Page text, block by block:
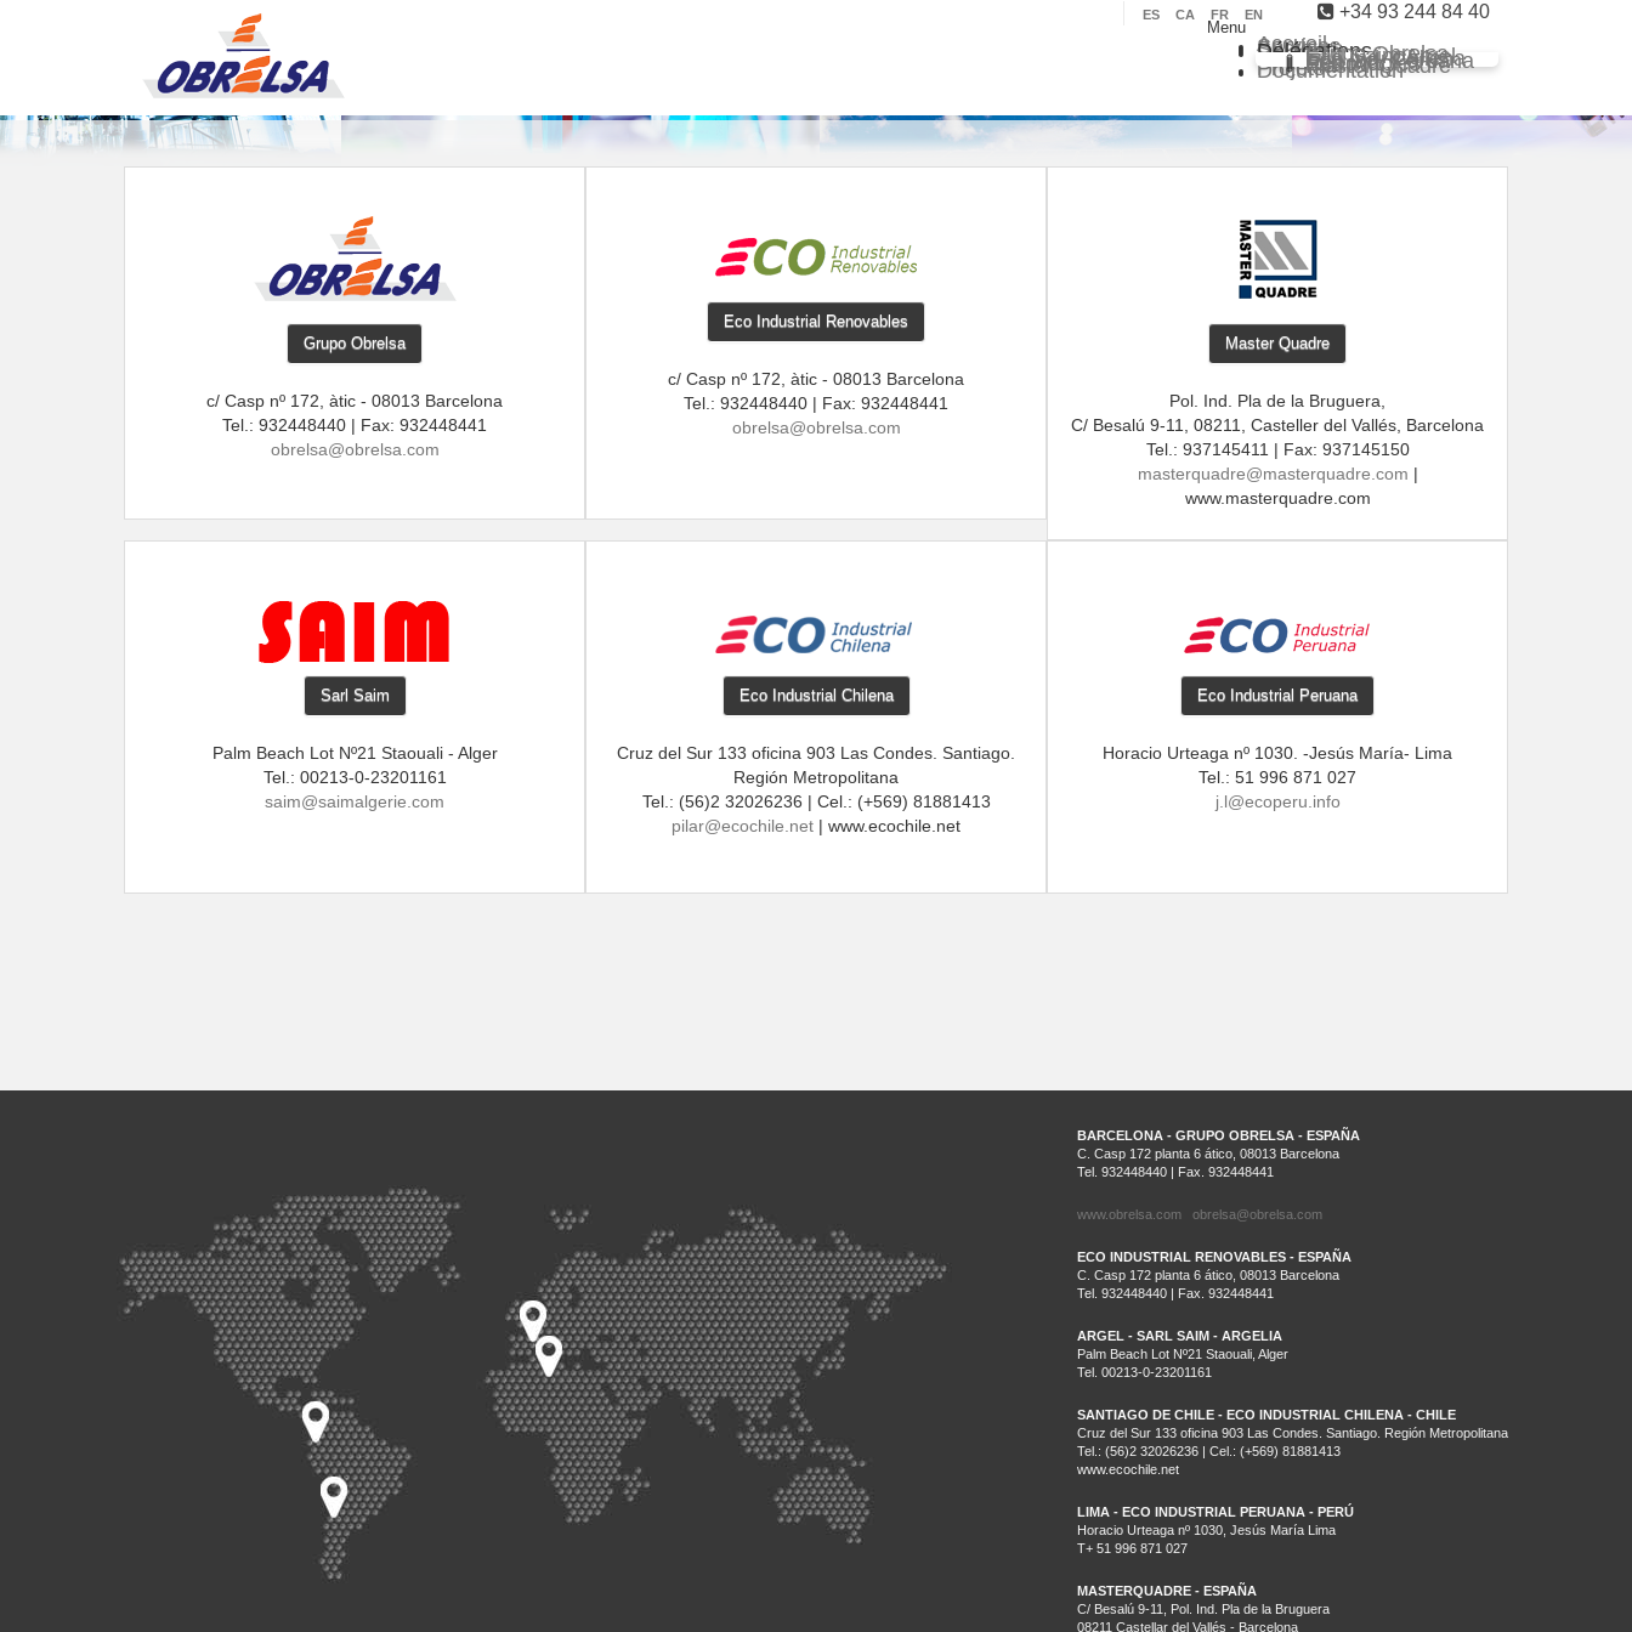
+34 93 244 84 40
ES CA FR EN
Menu
Accueil
Services
Secteurs
Délégations
Grupo Obrelsa
Sarl Saim Argel
Eco Ind. Chilena
Eco Ind. Peruana
Eco Ind. Renovables
Master Quadre
Projets
Documentation
Grupo Obrelsa
c/ Casp nº 172, àtic - 08013 Barcelona
Tel.: 932448440 | Fax: 932448441
obrelsa@obrelsa.com
Eco Industrial Renovables
c/ Casp nº 172, àtic - 08013 Barcelona
Tel.: 932448440 | Fax: 932448441
obrelsa@obrelsa.com
Master Quadre
Pol. Ind. Pla de la Bruguera,
C/ Besalú 9-11, 08211, Casteller del Vallés, Barcelona
Tel.: 937145411 | Fax: 937145150
masterquadre@masterquadre.com |
www.masterquadre.com
Sarl Saim
Palm Beach Lot Nº21 Staouali - Alger
Tel.: 00213-0-23201161
saim@saimalgerie.com
Eco Industrial Chilena
Cruz del Sur 133 oficina 903 Las Condes. Santiago.
Región Metropolitana
Tel.: (56)2 32026236 | Cel.: (+569) 81881413
pilar@ecochile.net | www.ecochile.net
Eco Industrial Peruana
Horacio Urteaga nº 1030. -Jesús María- Lima
Tel.: 51 996 871 027
j.l@ecoperu.info
BARCELONA - GRUPO OBRELSA - ESPAÑA
C. Casp 172 planta 6 ático, 08013 Barcelona
Tel. 932448440 | Fax. 932448441
www.obrelsa.com obrelsa@obrelsa.com
ECO INDUSTRIAL RENOVABLES - ESPAÑA
C. Casp 172 planta 6 ático, 08013 Barcelona
Tel. 932448440 | Fax. 932448441
ARGEL - SARL SAIM - ARGELIA
Palm Beach Lot Nº21 Staouali, Alger
Tel. 00213-0-23201161
SANTIAGO DE CHILE - ECO INDUSTRIAL CHILENA - CHILE
Cruz del Sur 133 oficina 903 Las Condes. Santiago. Región Metropolitana
Tel.: (56)2 32026236 | Cel.: (+569) 81881413
www.ecochile.net
LIMA - ECO INDUSTRIAL PERUANA - PERÚ
Horacio Urteaga nº 1030, Jesús María Lima
T+ 51 996 871 027
MASTERQUADRE - ESPAÑA
C/ Besalú 9-11, Pol. Ind. Pla de la Bruguera
08211 Castellar del Vallés - Barcelona